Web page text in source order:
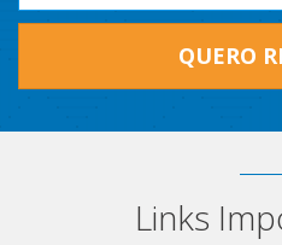
QUERO
Links